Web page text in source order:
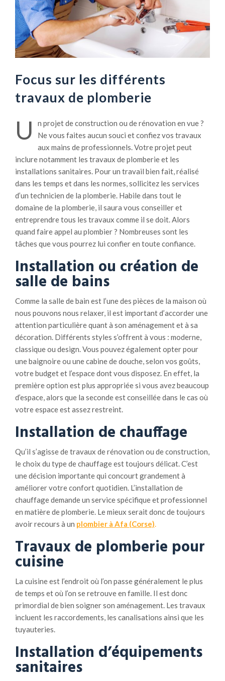
Focus sur les différents
travaux de plomberie
U
n projet de construction ou de rénovation en vue ?
Ne vous faites aucun souci et confiez vos travaux
aux mains de professionnels. Votre projet peut
inclure notamment les travaux de plomberie et les
installations sanitaires. Pour un travail bien fait, réalisé
dans les temps et dans les normes, sollicitez les services
d’un technicien de la plomberie. Habile dans tout le
domaine de la plomberie, il saura vous conseiller et
entreprendre tous les travaux comme il se doit. Alors
quand faire appel au plombier ? Nombreuses sont les
tâches que vous pourrez lui confier en toute confiance.
Installation ou création de
salle de bains
Comme la salle de bain est l’une des pièces de la maison où
nous pouvons nous relaxer, il est important d’accorder une
attention particulière quant à son aménagement et à sa
décoration. Différents styles s’offrent à vous : moderne,
classique ou design. Vous pouvez également opter pour
une baignoire ou une cabine de douche, selon vos goûts,
votre budget et l’espace dont vous disposez. En effet, la
première option est plus appropriée si vous avez beaucoup
d’espace, alors que la seconde est conseillée dans le cas où
votre espace est assez restreint.
Installation de chauffage
Qu’il s’agisse de travaux de rénovation ou de construction,
le choix du type de chauffage est toujours délicat. C’est
une décision importante qui concourt grandement à
améliorer votre confort quotidien. L’installation de
chauffage demande un service spécifique et professionnel
en matière de plomberie. Le mieux serait donc de toujours
avoir recours à un plombier à Afa (Corse).
Travaux de plomberie pour
cuisine
La cuisine est l’endroit où l’on passe généralement le plus
de temps et où l’on se retrouve en famille. Il est donc
primordial de bien soigner son aménagement. Les travaux
incluent les raccordements, les canalisations ainsi que les
tuyauteries.
Installation d’équipements
sanitaires